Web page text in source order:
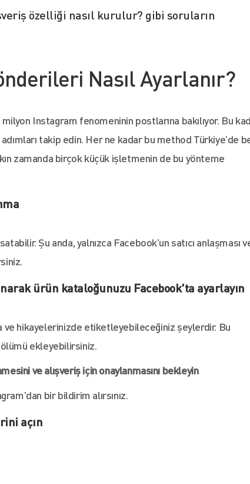
özelliği nasıl kurulur? gibi soruların
Nasıl Ayarlanır?
Instagram fenomeninin postlarına bakılıyor. Bu
takip edin. Her ne kadar bu method Türkiye’de
zamanda birçok küçük işletmenin de bu yönteme
Şu anda, yalnızca Facebook’un satıcı anlaşması
ürün kataloğunuzu Facebook'ta ayarlayın
ve hikayelerinizde etiketleyebileceğiniz şeylerdir. Bu
ekleyebilirsiniz.
ve alışveriş için onaylanmasını bekleyin
bir bildirim alırsınız.
açın